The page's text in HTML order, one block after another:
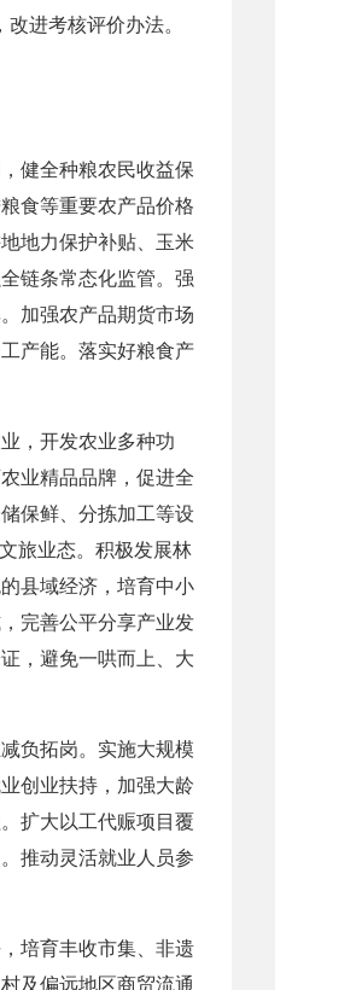
进考核评价办法。
健全种粮农民收益保
食等重要农产品价格
地力保护补贴、玉米
链条常态化监管。强
加强农产品期货市场
产能。落实好粮食产
，开发农业多种功
业精品品牌，促进全
保鲜、分拣加工等设
旅业态。积极发展林
县域经济，培育中小
完善公平分享产业发
，避免一哄而上、大
负拓岗。实施大规模
创业扶持，加强大龄
扩大以工代赈项目覆
推动灵活就业人员参
培育丰收市集、非遗
及偏远地区商贸流通